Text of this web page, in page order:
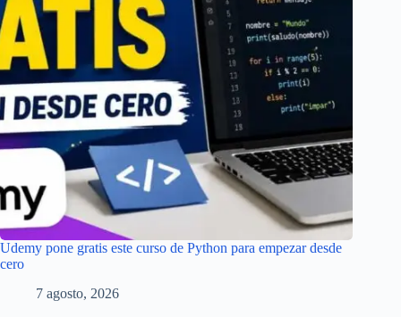
Udemy pone gratis este curso de Python para empezar desde
cero
7 agosto, 2026